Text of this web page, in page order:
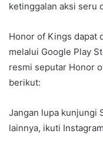
ketinggalan aksi seru
Honor of Kings dapat
melalui Google Play
resmi seputar Honor
berikut:
Jangan lupa kunjungi
lainnya, ikuti Instagram